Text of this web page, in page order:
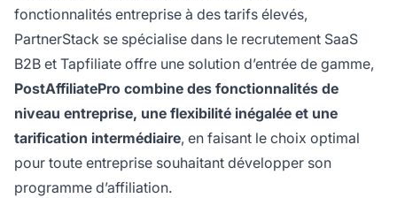
fonctionnalités entreprise à des tarifs élevés,
PartnerStack se spécialise dans le recrutement SaaS
B2B et Tapfiliate offre une solution d’entrée de gamme,
PostAffiliatePro combine des fonctionnalités de
niveau entreprise, une flexibilité inégalée et une
tarification intermédiaire, en faisant le choix optimal
pour toute entreprise souhaitant développer son
programme d’affiliation.